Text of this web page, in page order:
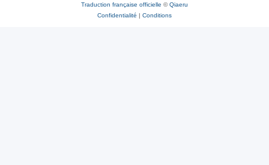
Traduction française officielle ©Qiaeru
Confidentialité | Conditions